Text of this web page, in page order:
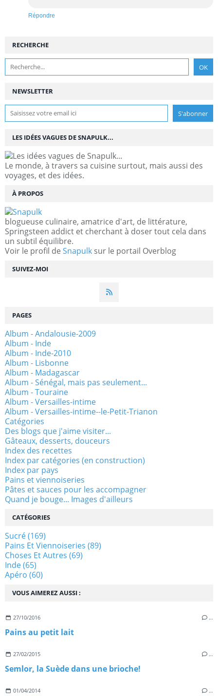
Répondre
NEWSLETTER
SUIVEZ-MOI
RECHERCHE
LES IDÉES VAGUES DE SNAPULK...
Le monde, à travers sa cuisine surtout, mais aussi des
voyages, et des idées.
À PROPOS
blogueuse culinaire, amatrice d'art, de littérature,
Springsteen addict et cherchant à doser tout cela dans
un subtil équilibre.
Voir le profil de Snapulk sur le portail Overblog
VOUS AIMEREZ AUSSI :
27/10/2016 …
Pains au petit lait
27/02/2015 …
Semlor, la Suède dans une brioche!
01/04/2014 …
PAGES
Album - Andalousie-2009
Album - Inde
Album - Inde-2010
Album - Lisbonne
Album - Madagascar
Album - Sénégal, mais pas seulement...
Album - Touraine
Album - Versailles-intime
Album - Versailles-intime--le-Petit-Trianon
Catégories
Des blogs que j'aime visiter...
Gâteaux, desserts, douceurs
Index des recettes
Index par catégories (en construction)
Index par pays
Pains et viennoiseries
Pâtes et sauces pour les accompagner
Quand je bouge... Images d'ailleurs
CATÉGORIES
Sucré(169)
Pains Et Viennoiseries (89)
Choses Et Autres (69)
Inde(65)
Apéro (60)